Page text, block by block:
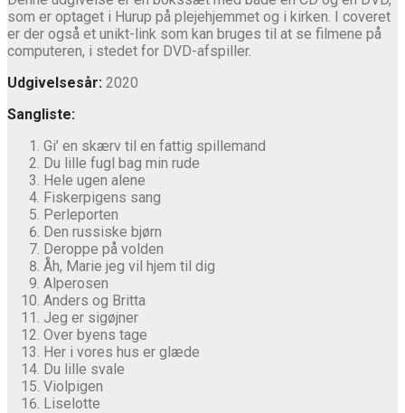
som er optaget i Hurup på plejehjemmet og i kirken. I coveret
er der også et unikt-link som kan bruges til at se filmene på
computeren, i stedet for DVD-afspiller.
Udgivelsesår: 2020
Sangliste:
Gi’ en skærv til en fattig spillemand
Du lille fugl bag min rude
Hele ugen alene
Fiskerpigens sang
Perleporten
Den russiske bjørn
Deroppe på volden
Åh, Marie jeg vil hjem til dig
Alperosen
Anders og Britta
Jeg er sigøjner
Over byens tage
Her i vores hus er glæde
Du lille svale
Violpigen
Liselotte